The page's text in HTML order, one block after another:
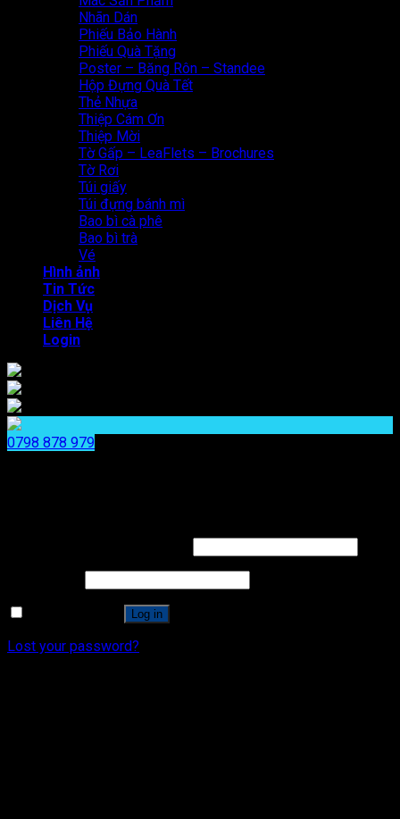
Nhãn Dán
Phiếu Bảo Hành
Phiếu Quà Tặng
Poster – Băng Rôn – Standee
Hộp Đựng Quà Tết
Thẻ Nhựa
Thiệp Cám Ơn
Thiệp Mời
Tờ Gấp – LeaFlets – Brochures
Tờ Rơi
Túi giấy
Túi đựng bánh mì
Bao bì cà phê
Bao bì trà
Vé
Hình ảnh
Tin Tức
Dịch Vụ
Liên Hệ
Login
0798 878 979
Log in
Lost your password?